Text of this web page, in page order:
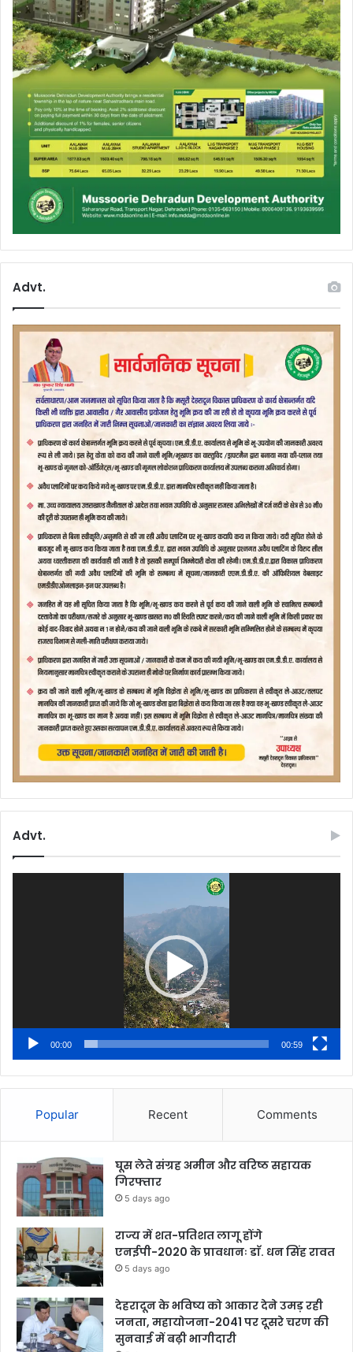
Advt.
Advt.
00:00 00:59
Popular Recent Comments
घूस लेते संग्रह अमीन और वरिष्ठ सहायक
गिरफ्तार
5 days ago
राज्य में शत-प्रतिशत लागू होंगे
एनईपी-2020 के प्रावधानः डाॅ. धन सिंह रावत
5 days ago
देहरादून के भविष्य को आकार देने उमड़ रही
जनता, महायोजना-2041 पर दूसरे चरण की
सुनवाई में बढ़ी भागीदारी